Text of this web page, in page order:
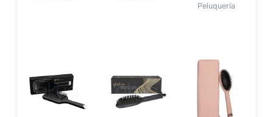
Peluquería